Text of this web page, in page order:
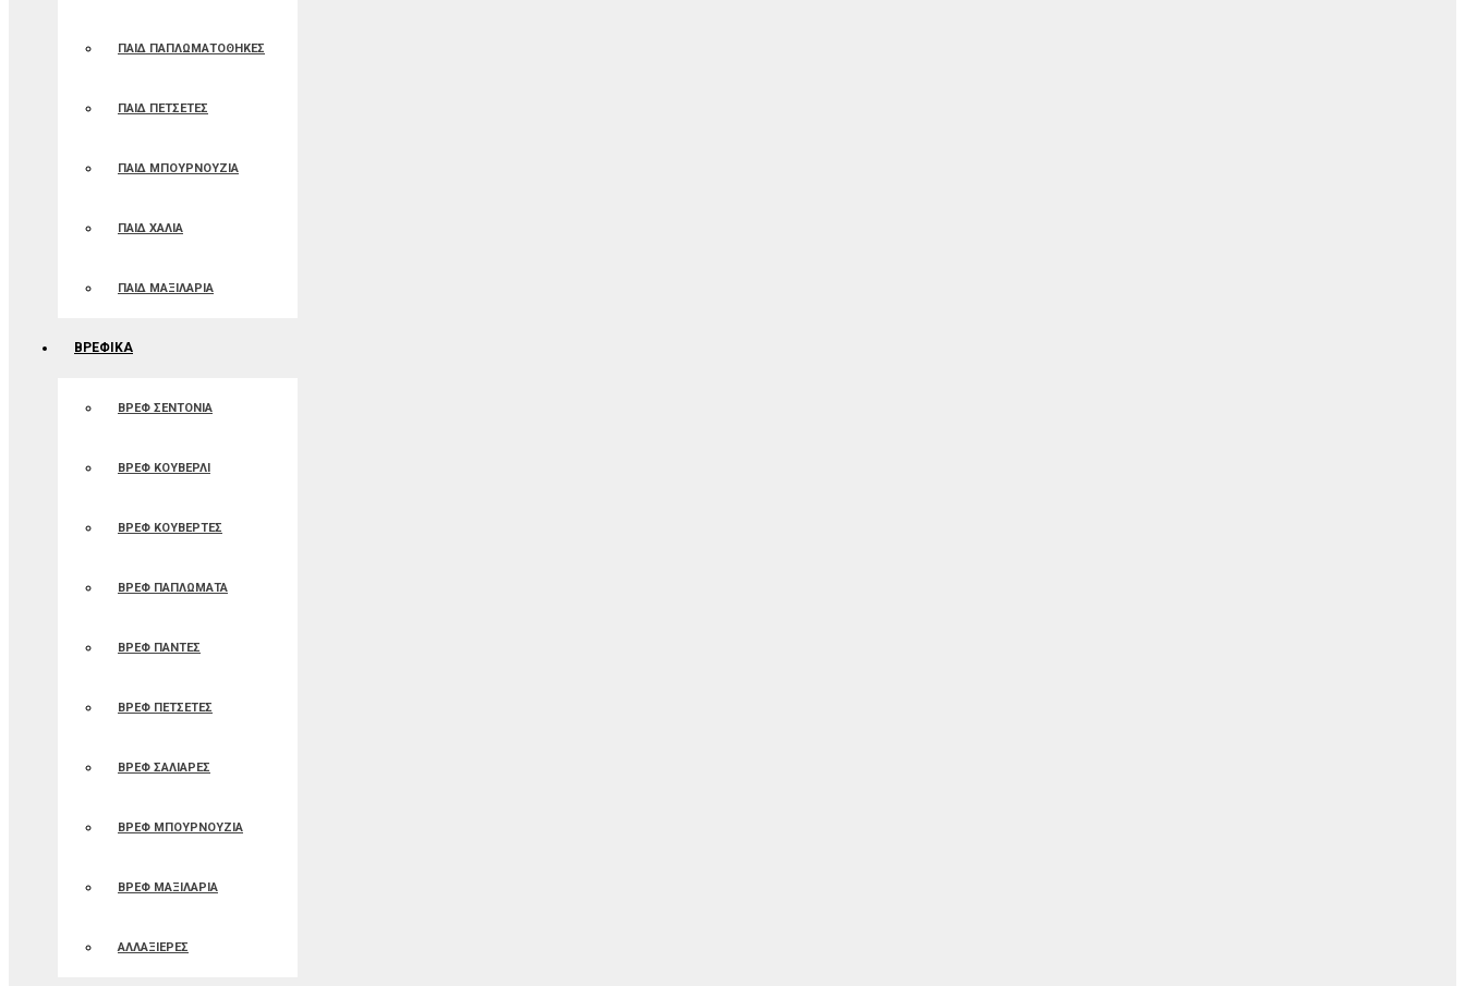
ΠΑΙΔ ΠΑΠΛΩΜΑΤΟΘΗΚΕΣ
ΠΑΙΔ ΠΕΤΣΕΤΕΣ
ΠΑΙΔ ΜΠΟΥΡΝΟΥΖΙΑ
ΠΑΙΔ ΧΑΛΙΑ
ΠΑΙΔ ΜΑΞΙΛΑΡΙΑ
ΒΡΕΦΙΚΑ
ΒΡΕΦ ΣΕΝΤΟΝΙΑ
ΒΡΕΦ ΚΟΥΒΕΡΛΙ
ΒΡΕΦ ΚΟΥΒΕΡΤΕΣ
ΒΡΕΦ ΠΑΠΛΩΜΑΤΑ
ΒΡΕΦ ΠΑΝΤΕΣ
ΒΡΕΦ ΠΕΤΣΕΤΕΣ
ΒΡΕΦ ΣΑΛΙΑΡΕΣ
ΒΡΕΦ ΜΠΟΥΡΝΟΥΖΙΑ
ΒΡΕΦ ΜΑΞΙΛΑΡΙΑ
ΑΛΛΑΞΙΕΡΕΣ